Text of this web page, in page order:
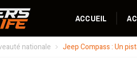
ACCUEIL
nationale Jeep Compass : Un